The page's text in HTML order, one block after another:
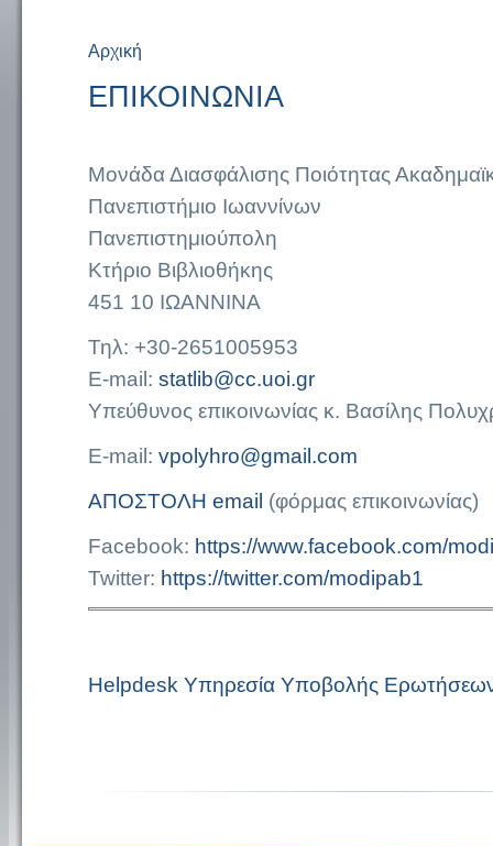
Είστε εδώ
Αρχική
ΕΠΙΚΟΙΝΩΝΙΑ
Μονάδα Διασφάλισης Ποιότητας
Πανεπιστήμιο Ιωαννίνων
Πανεπιστημιούπολη
Κτήριο Βιβλιοθήκης
451 10 ΙΩΑΝΝΙΝΑ
Τηλ: +30-2651005953
E-mail: statlib@cc.uoi.gr
Υπεύθυνος επικοινωνίας κ. Βασίλης
E-mail: vpolyhro@gmail.com
ΑΠΟΣΤΟΛΗ email (φόρμας επικοινωνίας)
Facebook: https://www.facebook.com/
Twitter: https://twitter.com/modipab1
Helpdesk Υπηρεσία Υποβολής